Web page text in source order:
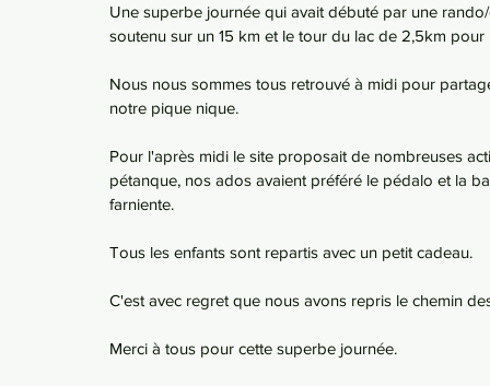
Une superbe journée qui avait débuté par une
soutenu sur un 15 km et le tour du lac de 2,5km
Nous nous sommes tous retrouvé à midi pour
notre pique nique.
Pour l'après midi le site proposait de nombreuses
pétanque, nos ados avaient préféré le pédalo et la
farniente.
Tous les enfants sont repartis avec un petit cadeau.
C'est avec regret que nous avons repris le chemin
Merci à tous pour cette superbe journée.